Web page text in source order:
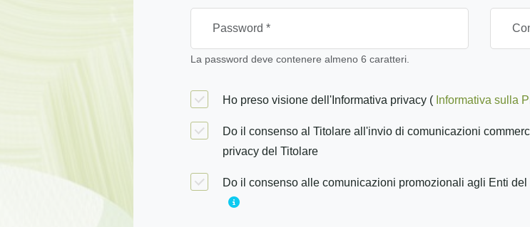
La password deve contenere almeno 6 caratteri.
Ho preso visione dell'Informativa privacy ( Informativa sulla
Do il consenso al Titolare all'invio di comunicazioni
privacy del Titolare
Do il consenso alle comunicazioni promozionali agli Enti